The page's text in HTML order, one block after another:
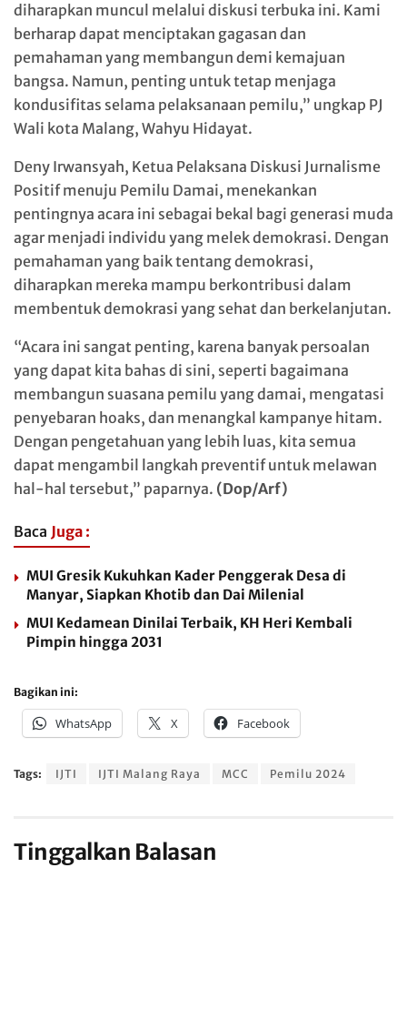
diharapkan muncul melalui diskusi terbuka ini. Kami
berharap dapat menciptakan gagasan dan
pemahaman yang membangun demi kemajuan
bangsa. Namun, penting untuk tetap menjaga
kondusifitas selama pelaksanaan pemilu,” ungkap PJ
Wali kota Malang, Wahyu Hidayat.
Deny Irwansyah, Ketua Pelaksana Diskusi Jurnalisme
Positif menuju Pemilu Damai, menekankan
pentingnya acara ini sebagai bekal bagi generasi muda
agar menjadi individu yang melek demokrasi. Dengan
pemahaman yang baik tentang demokrasi,
diharapkan mereka mampu berkontribusi dalam
membentuk demokrasi yang sehat dan berkelanjutan.
“Acara ini sangat penting, karena banyak persoalan
yang dapat kita bahas di sini, seperti bagaimana
membangun suasana pemilu yang damai, mengatasi
penyebaran hoaks, dan menangkal kampanye hitam.
Dengan pengetahuan yang lebih luas, kita semua
dapat mengambil langkah preventif untuk melawan
hal-hal tersebut,” paparnya. (Dop/Arf)
Baca Juga :
MUI Gresik Kukuhkan Kader Penggerak Desa di
Manyar, Siapkan Khotib dan Dai Milenial
MUI Kedamean Dinilai Terbaik, KH Heri Kembali
Pimpin hingga 2031
Bagikan ini:
WhatsApp X Facebook
Tags: IJTI IJTI Malang Raya MCC Pemilu 2024
Tinggalkan Balasan